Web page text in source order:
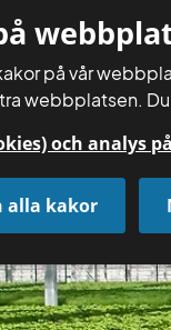
på vår
webbplatsen.
och analys
alla kakor